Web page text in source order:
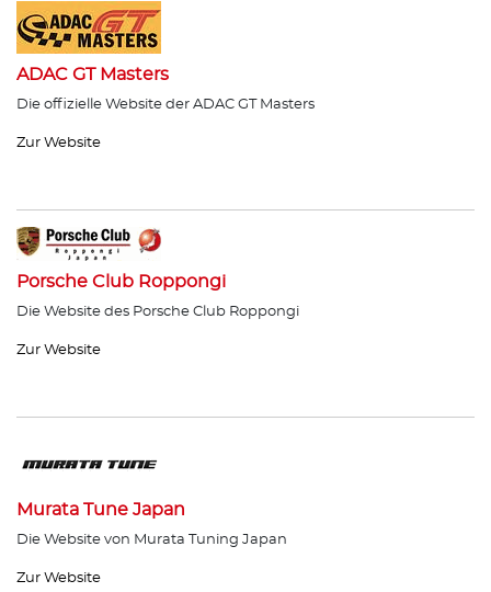
ADAC GT Masters
Die offizielle Website der ADAC GT Masters
Zur Website
Porsche Club Roppongi
Die Website des Porsche Club Roppongi
Zur Website
Murata Tune Japan
Die Website von Murata Tuning Japan
Zur Website